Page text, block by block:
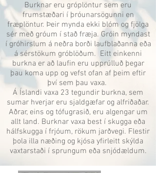
Burknar eru gróplöntur sem eru
frumstæðari í þróunarsögunni en
fræplöntur. Þeir mynda ekki blóm og fjölga
sér með gróum í stað fræja. Gróin myndast
í gróhirslum á neðra borði laufblaðanna eða
á sérstökum gróblöðum. Eitt einkenni
burkna er að laufin eru upprúlluð þegar
þau koma upp og vefst ofan af þeim eftir
því sem þau vaxa.
Á Íslandi vaxa 23 tegundir burkna, sem
sumar hverjar eru sjaldgæfar og alfriðaðar.
Aðrar, eins og tófugrasið, eru algengar um
allt land. Burknar vaxa best í skugga eða
hálfskugga í frjóum, rökum jarðvegi. Flestir
þola illa næðing og kjósa yfirleitt skýlda
vaxtarstaði í sprungum eða snjódældum.